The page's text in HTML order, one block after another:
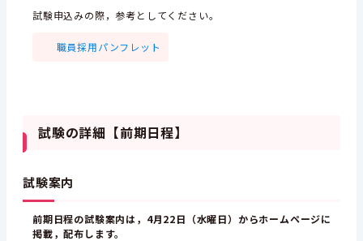
試験申込みの際，参考としてください。
職員採用パンフレット
試験の詳細【前期日程】
試験案内
前期日程の試験案内は，4月22日（水曜日）からホームページに
掲載，配布します。